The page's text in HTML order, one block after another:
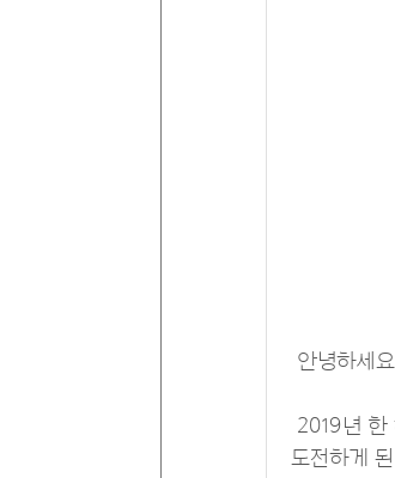
안녕하세
2019년 한
도전하게